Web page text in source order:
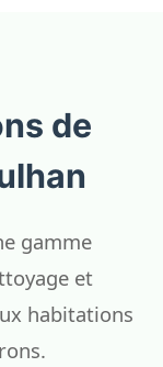
de
gamme
et
habitations